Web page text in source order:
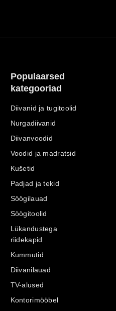
Populaarsed
kategooriad
Diivanid ja tugitoolid
Nurgadiivanid
Diivanvoodid
Voodid ja madratsid
Kušetid
Padjad ja tekid
Söögilauad
Söögitoolid
Lükandustega
riidekapid
Kummutid
Diivanilauad
TV-alused
Kontorimööbel